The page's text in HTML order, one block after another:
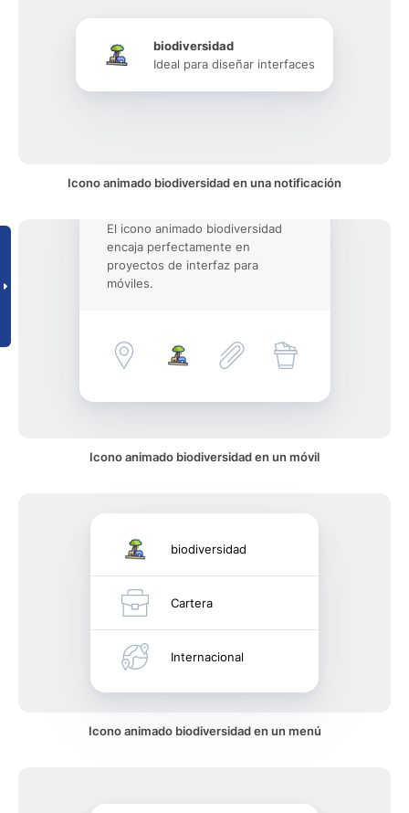
biodiversidad
Ideal para diseñar interfaces
Icono animado biodiversidad en una notificación
El icono animado biodiversidad
encaja perfectamente en
proyectos de interfaz para
móviles.
Icono animado biodiversidad en un móvil
biodiversidad
Cartera
Internacional
Icono animado biodiversidad en un menú